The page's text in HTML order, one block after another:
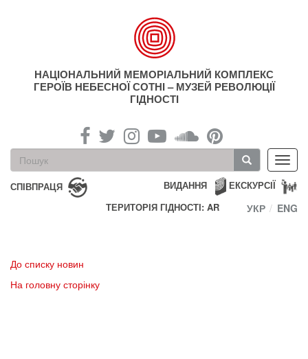
НАЦІОНАЛЬНИЙ МЕМОРІАЛЬНИЙ КОМПЛЕКС
ГЕРОЇВ НЕБЕСНОЇ СОТНІ – МУЗЕЙ РЕВОЛЮЦІЇ
ГІДНОСТІ
Пошукова
форма
Пошук
СПІВПРАЦЯ ЕКСКУРСІЇ
ВИДАННЯ
ТЕРИТОРІЯ ГІДНОСТІ: AR
УКР ENG
До списку новин
На головну сторінку